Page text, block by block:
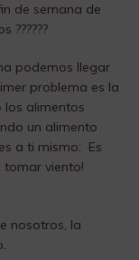
de semana de
??????
podemos llegar
problema es la
los alimentos
un alimento
a ti mismo: Es
tomar viento!
nosotros, la